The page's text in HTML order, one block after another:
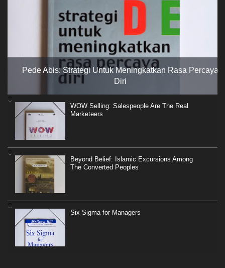
Pede Abis: Strategi Untuk Meningkatkan Rasa Percaya
Diri
WOW Selling: Salespeople Are The Real
Marketeers
Beyond Belief: Islamic Excursions Among
The Converted Peoples
Six Sigma for Managers